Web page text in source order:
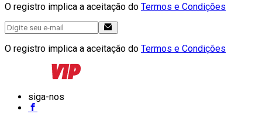
O registro implica a aceitação do Termos e Condições
O registro implica a aceitação do Termos e Condições
siga-nos